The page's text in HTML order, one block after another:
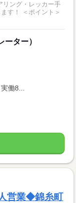
リング・レッカー手
ント＞
ター）
働8...
営業◆錦糸町